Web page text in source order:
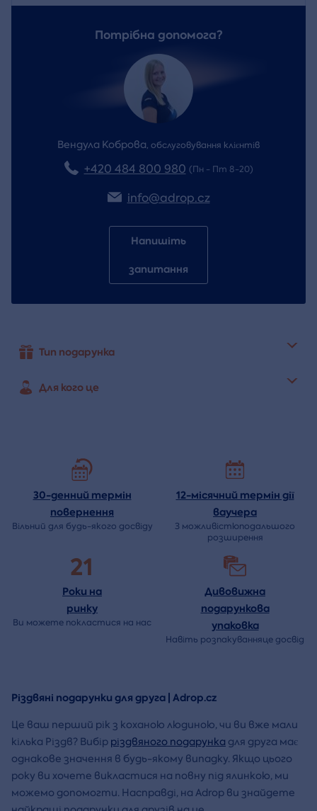
Потрібна допомога?
Вендула Коброва, обслуговування клієнтів
+420 484 800 980 (Пн - Пт 8-20)
info@adrop.cz
Напишіть
запитання
Тип подарунка
Для кого це
30-денний термін
повернення
Вільний для будь-якого досвіду
12-місячний термін дії
ваучера
З можливістюподальшого
розширення
21
Роки на
ринку
Ви можете покластися на нас
Дивовижна
подарункова
упаковка
Навіть розпакуванняце досвід
Різдвяні подарунки для друга | Adrop.cz
Це ваш перший рік з коханою людиною, чи ви вже мали
кілька Різдв? Вибір різдвяного подарунка для друга має
однакове значення в будь-якому випадку. Якщо цього
року ви хочете викластися на повну під ялинкою, ми
можемо допомогти. Насправді, на Adrop ви знайдете